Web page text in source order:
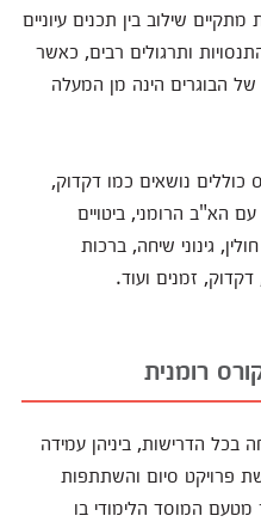
שילוב בין תכנים עיוניים
ותרגולים רבים, כאשר
הבוגרים הינה מן המעלה
נושאים כמו דקדוק,
הא"ב הרומני, ביטויים
גינוני שיחה, ברכות
זמנים ועוד.
רומנית
בכל הדרישות, ביניהן עמידה
פרויקט סיום והשתתפות
המוסד הלימודי בו